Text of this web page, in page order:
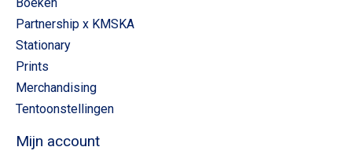
Boeken
Partnership x KMSKA
Stationary
Prints
Merchandising
Tentoonstellingen
Mijn account